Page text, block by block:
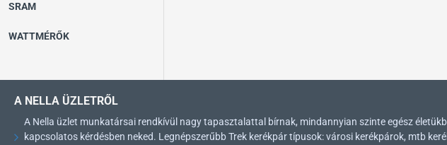
SRAM
WATTMÉRŐK
A NELLA ÜZLETRŐL
A Nella üzlet munkatársai rendkívül nagy tapasztalattal bírnak, mindannyian szinte egész
kapcsolatos kérdésben neked. Legnépszerűbb Trek kerékpár típusok: városi kerékpárok, mtb